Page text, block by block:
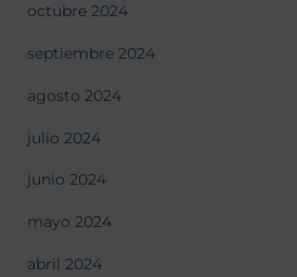
octubre 2024
septiembre 2024
agosto 2024
julio 2024
junio 2024
mayo 2024
abril 2024